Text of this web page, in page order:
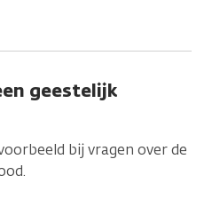
geestelijk
bij vragen over de